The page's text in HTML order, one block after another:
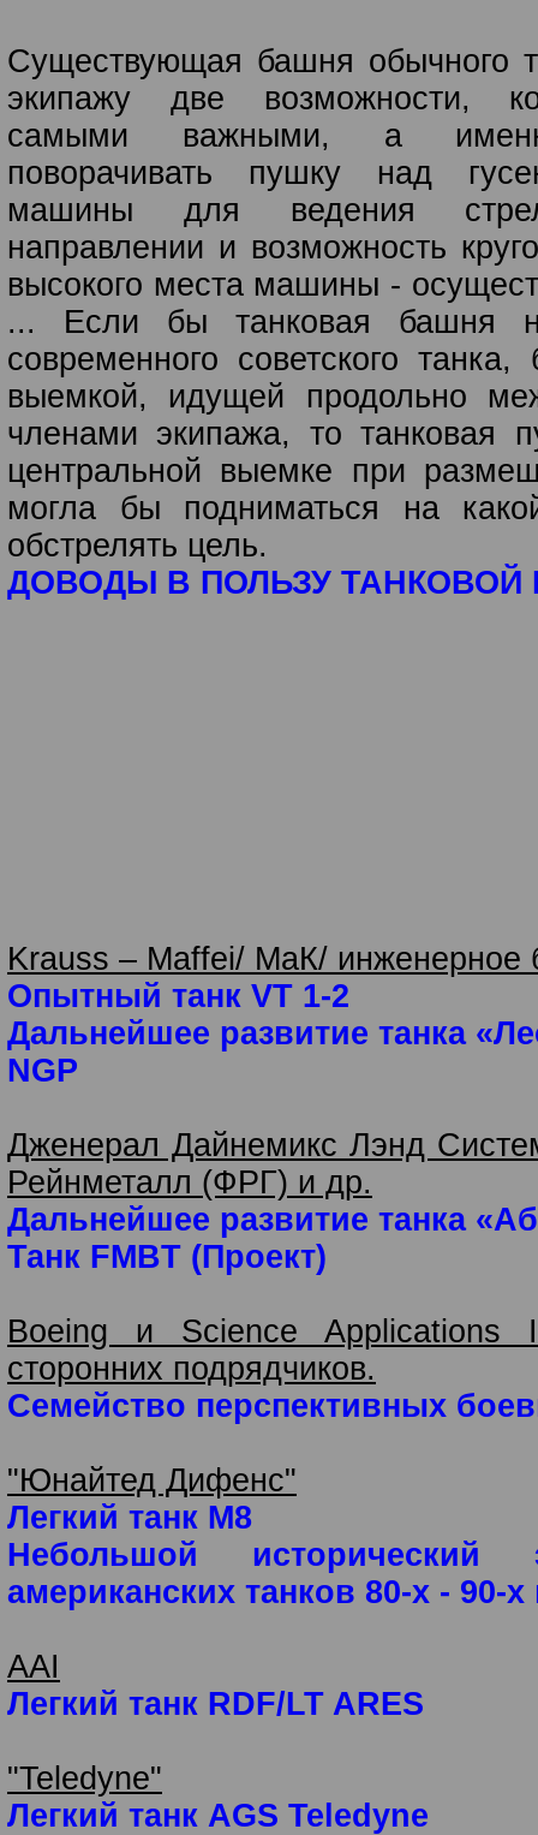
Существующая башня обычного
экипажу две возможности,
самыми важными, а
поворачивать пушку над
машины для ведения
направлении и возможность
высокого места машины -
... Если бы танковая башня
современного советского
выемкой, идущей продольно
членами экипажа, то танковая
центральной выемке при
могла бы подниматься на
обстрелять цель.
ДОВОДЫ В ПОЛЬЗУ
Krauss – Maffei/ МаК/ инженерное
Опытный танк VT 1-2
Дальнейшее развитие танка
NGP
Дженерал Дайнемикс Лэнд
Рейнметалл (ФРГ) и др.
Дальнейшее развитие танка
Танк FMBT (Проект)
Boeing и Science Applications
сторонних подрядчиков.
Семейство перспективных
"Юнайтед Дифенс"
Легкий танк M8
Небольшой
американских танков 80-х - 90-х
AAI
Легкий танк RDF/LT ARES
"Teledyne"
Легкий танк AGS Teledyne